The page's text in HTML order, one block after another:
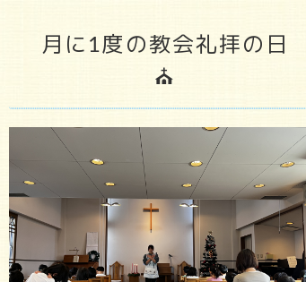
月に1度の教会礼拝の日
⛪